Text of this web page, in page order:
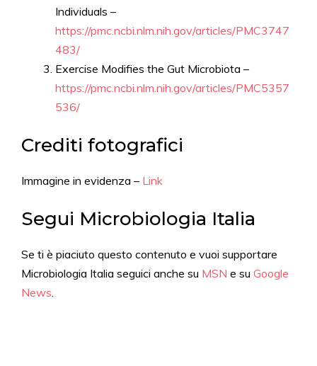
Individuals –
https://pmc.ncbi.nlm.nih.gov/articles/PMC3747
483/
Exercise Modifies the Gut Microbiota –
https://pmc.ncbi.nlm.nih.gov/articles/PMC5357
536/
Crediti fotografici
Immagine in evidenza – Link
Segui Microbiologia Italia
Se ti è piaciuto questo contenuto e vuoi supportare
Microbiologia Italia seguici anche su MSN e su Google
News.